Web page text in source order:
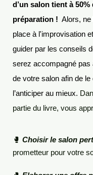
d’un salon tient à 50%
préparation ! Alors,
place à l'improvisation
guider par les conseils
serez accompagné pas
de votre salon afin de le
l’anticiper au mieux. D
partie du livre, vous
🥊 Choisir le salon
prometteur pour votre